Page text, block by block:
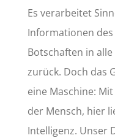
Es verarbeitet
Informationen
Botschaften in
zurück. Doch das
eine Maschine:
der Mensch, hier
Intelligenz. Unser